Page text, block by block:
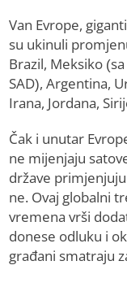
Van Evrope,
su ukinuli
Brazil, Meksiko
SAD), Argentina,
Irana, Јordana,
Čak i unutar
ne mijenjaјu
države
ne. Ovaј globalni
vremena vrši
donese odluku i
građani smatraјu